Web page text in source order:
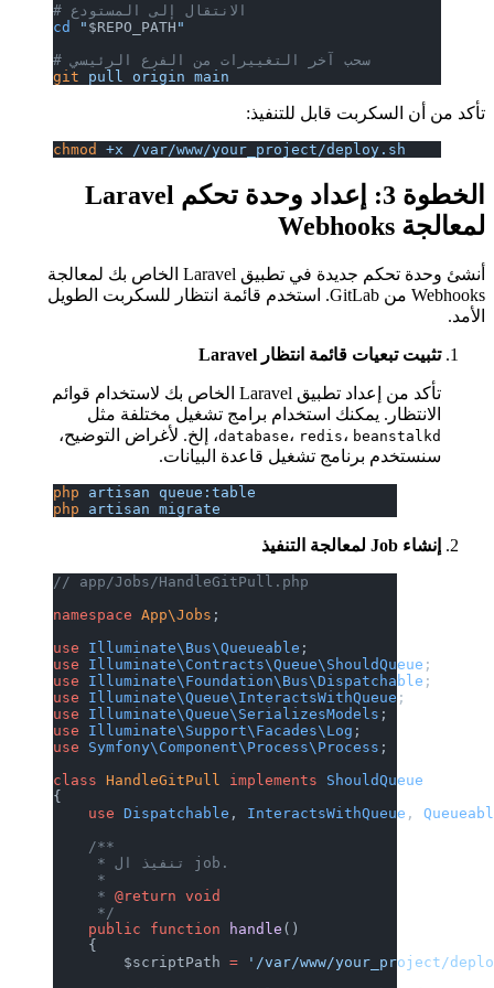
# الانتقال إلى المستودع
cd
"$REPO_PATH
# سحب آخر التغييرات من الفرع الرئيسي
git pull origin main
تأكد من أن السكربت قابل للتنفيذ:
chmod +x /var/www/your_project/deploy.sh
الخطوة 3: إعداد وحدة تحكم Laravel
لمعالجة Webhooks
أنشئ وحدة تحكم جديدة في تطبيق Laravel الخاص بك لمعالجة
Webhooks من GitLab. استخدم قائمة انتظار للسكربت الطويل
الأمد.
تثبيت تبعيات قائمة انتظار Laravel
تأكد من إعداد تطبيق Laravel الخاص بك لاستخدام قوائم
الانتظار. يمكنك استخدام برامج تشغيل مختلفة مثل
database ،redis ،beanstalkd
، إلخ. لأغراض التوضيح،
سنستخدم برنامج تشغيل قاعدة البيانات.
php artisan queue:table
php artisan migrate
إنشاء Job لمعالجة التنفيذ
// app/Jobs/HandleGitPull.php
namespace App\Jobs
use Illuminate\Bus\Queueable
use Illuminate\Contracts\Queue\ShouldQueue
use Illuminate\Foundation\Bus\Dispatchable
use Illuminate\Queue\InteractsWithQueue
use Illuminate\Queue\SerializesModels
use Illuminate\Support\Facades\Log
use Symfony\Component\Process\Process
class HandleGitPull implements ShouldQueue
    use
Dispatchable , InteractsWithQueue ,
    /**
     * تنفيذ ال job.
     *
     *
@return void
     */
    public
function handle ()
    {
        $scriptPath
'/var/www/your_project/